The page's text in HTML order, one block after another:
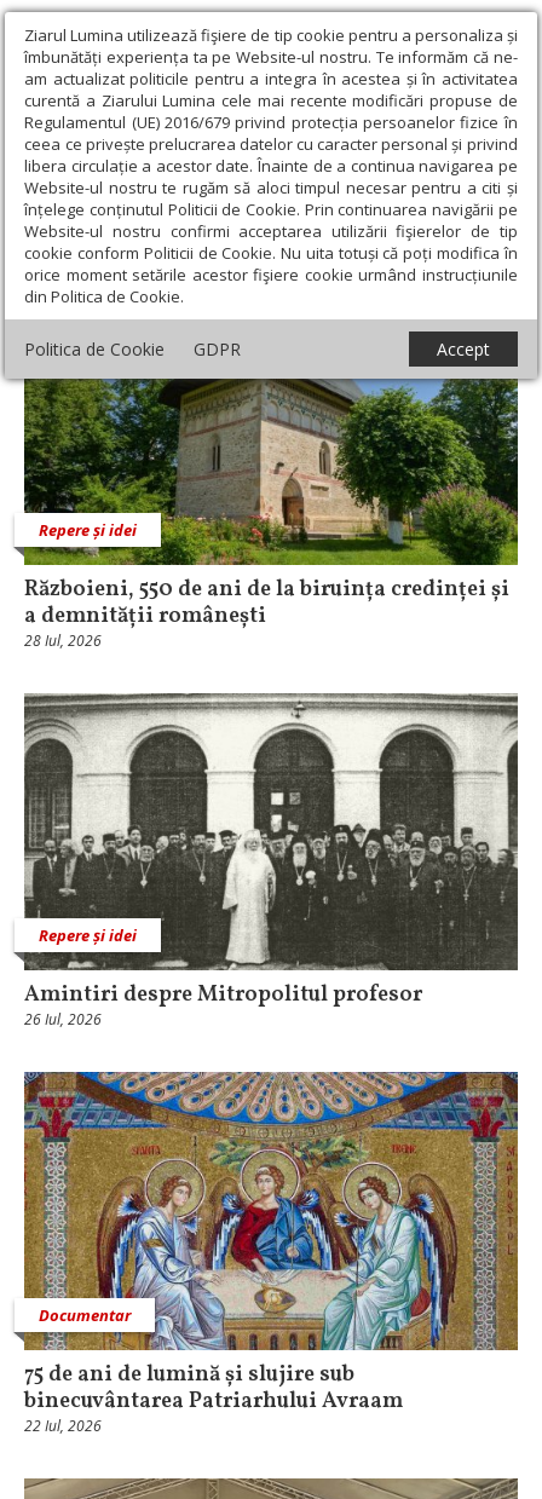
Ziarul Lumina utilizează fişiere de tip cookie pentru a personaliza și
îmbunătăți experiența ta pe Website-ul nostru. Te informăm că ne-
am actualizat politicile pentru a integra în acestea și în activitatea
curentă a Ziarului Lumina cele mai recente modificări propuse de
Regulamentul (UE) 2016/679 privind protecția persoanelor fizice în
ceea ce privește prelucrarea datelor cu caracter personal și privind
libera circulație a acestor date. Înainte de a continua navigarea pe
Website-ul nostru te rugăm să aloci timpul necesar pentru a citi și
înțelege conținutul Politicii de Cookie. Prin continuarea navigării pe
Website-ul nostru confirmi acceptarea utilizării fişierelor de tip
cookie conform Politicii de Cookie. Nu uita totuși că poți modifica în
orice moment setările acestor fişiere cookie urmând instrucțiunile
din Politica de Cookie.
Politica de Cookie GDPR Accept
Ziarul Lumina › Arhim. Prof. Mihail Daniliuc
Arhim. Prof. Mihail Daniliuc
Repere și idei
Războieni, 550 de ani de la biruința credinței și
a demnității românești
28 Iul, 2026
Repere și idei
Amintiri despre Mitropolitul profesor
26 Iul, 2026
Documentar
75 de ani de lumină și slujire sub
binecuvântarea Patriarhului Avraam
22 Iul, 2026